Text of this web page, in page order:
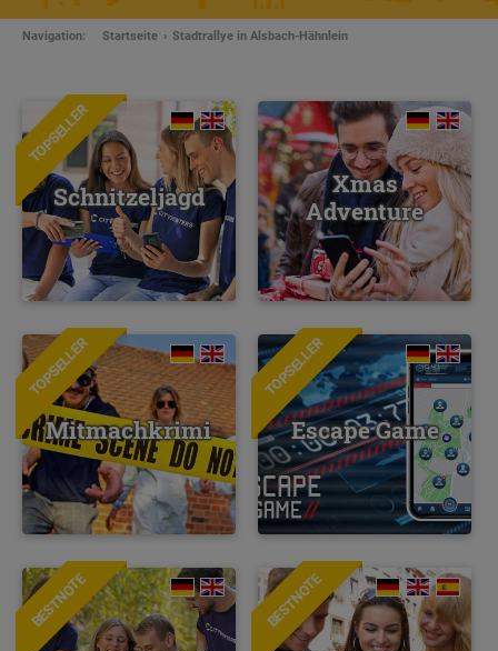
Navigation: Startseite Stadtrallye in Alsbach-Hähnlein
TOPSELLER
Schnitzeljagd
Xmas
Adventure
TOPSELLER
Mitmachkrimi
NEU
TOPSELLER
Escape Game
BESTNOTE BESTNOTE